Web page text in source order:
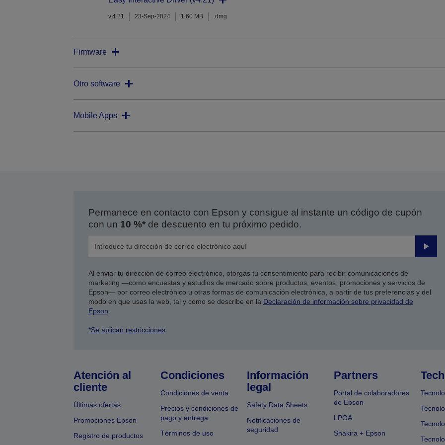
v.4.21 23-Sep-2024 1.60 MB .dmg
Firmware
Otro software
Mobile Apps
Permanece en contacto con Epson y consigue al instante un código de cupón
con un 10 %*de descuento en tu próximo pedido.
Enviar
Al enviar tu dirección de correo electrónico, otorgas tu consentimiento para recibir comunicaciones de
marketing —como encuestas y estudios de mercado sobre productos, eventos, promociones y servicios de
Epson— por correo electrónico u otras formas de comunicación electrónica, a partir de tus preferencias y del
modo en que usas la web, tal y como se describe en la Declaración de información sobre privacidad de
Epson.
*Se aplican restricciones
Atención al
cliente
Últimas ofertas
Promociones Epson
Registro de productos
Condiciones
Condiciones de venta
Precios y condiciones de
pago y entrega
Términos de uso
Información
legal
Safety Data Sheets
Notificaciones de
seguridad
Partners
Portal de colaboradores
de Epson
LPGA
Shakira + Epson